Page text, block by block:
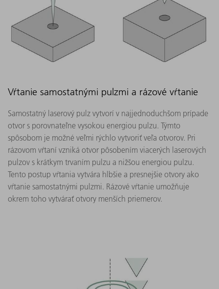
Vŕtanie samostatnými pulzmi a rázové vŕtanie
Samostatný laserový pulz vytvorí v najjednoduchšom prípade
otvor s porovnateľne vysokou energiou pulzu. Týmto
spôsobom je možné veľmi rýchlo vytvoriť veľa otvorov. Pri
rázovom vŕtaní vzniká otvor pôsobením viacerých laserových
pulzov s krátkym trvaním pulzu a nižšou energiou pulzu.
Tento postup vŕtania vytvára hlbšie a presnejšie otvory ako
vŕtanie samostatnými pulzmi. Rázové vŕtanie umožňuje
okrem toho vytvárať otvory menších priemerov.